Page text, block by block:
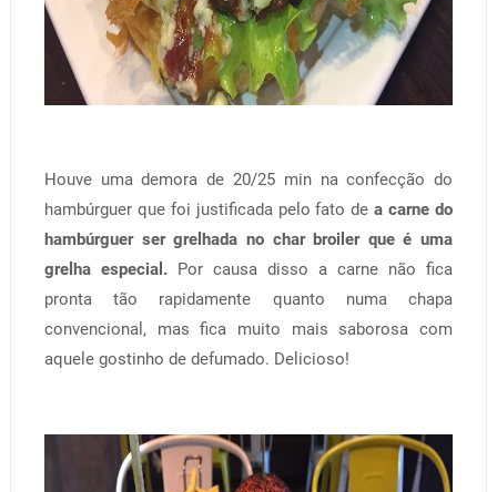
Houve uma demora de 20/25 min na confecção do
hambúrguer que foi justificada pelo fato de a carne do
hambúrguer ser grelhada no char broiler que é uma
grelha especial.Por causa disso a carne não fica
pronta tão rapidamente quanto numa chapa
convencional, mas fica muito mais saborosa com
aquele gostinho de defumado. Delicioso!